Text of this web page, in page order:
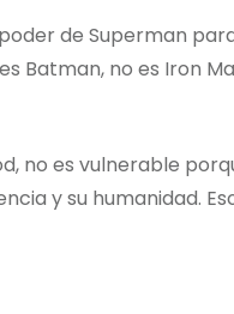
de Superman
Batman, no es Iron
no es vulnerable
y su humanidad.